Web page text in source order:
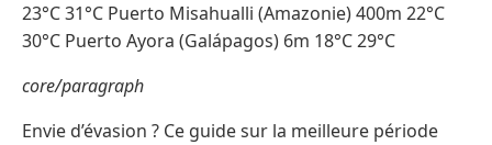
23°C 31°C Puerto Misahualli (Amazonie) 400m 22°C
30°C Puerto Ayora (Galápagos) 6m 18°C 29°C
core/paragraph
Envie d’évasion ? Ce guide sur la meilleure période